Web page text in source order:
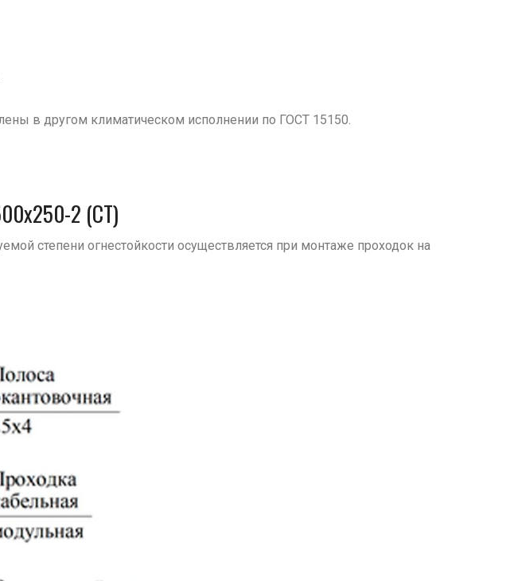
в другом климатическом исполнении по ГОСТ 15150.
2 (СТ)
степени огнестойкости осуществляется при монтаже проходок на